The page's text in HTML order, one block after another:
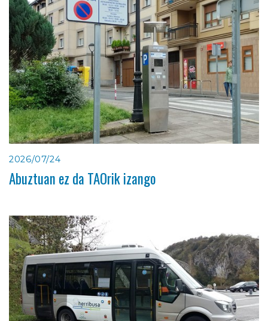
2026/07/24
Abuztuan ez da TAOrik izango